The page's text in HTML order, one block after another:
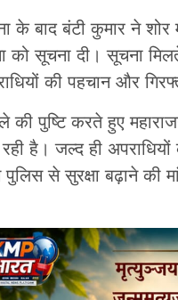
के बाद बंटी कुमार ने
को सूचना दी। सूचना
की पहचान और
की पुष्टि करते हुए
है। जल्द ही
पुलिस से सुरक्षा बढ़ाने की